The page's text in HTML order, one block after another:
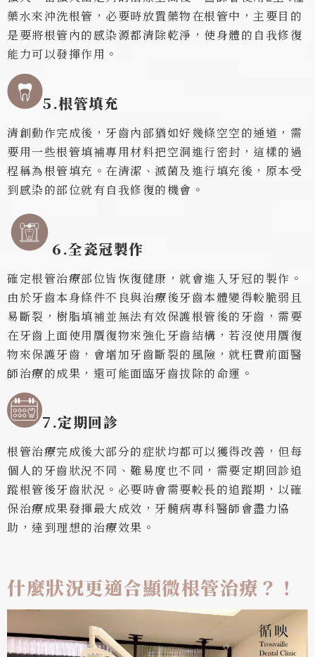
藥水來沖洗根管，必要時放置藥物在根管中，主要目的
是要將根管內的感染源都清除乾淨，使身體的自我修復
能力可以發揮作用。
5.根管填充
清創動作完成後，牙齒內部猶如好幾條空空的通道，需
要用一些根管填補專用材料把空洞進行密封，這樣的過
程稱為根管填充。在清潔、滅菌及進行填充後，原本受
到感染的部位就有自我修復的機會。
6.全瓷冠製作
確定根管治療部位皆恢復健康，就會進入牙冠的製作。
由於牙齒本身條件不良與治療後牙齒本體變得較脆弱且
易斷裂，樹脂填補並無法有效保護根管後的牙齒，需要
在牙齒上面使用贋復物來強化牙齒結構，若沒使用贋復
物來保護牙齒，會增加牙齒斷裂的風險，就枉費前面醫
師治療的成果，還可能面臨牙齒拔除的命運。
7.定期回診
根管治療完成後大部分的症狀均都可以獲得改善，但每
個人的牙齒狀況不同、難易度也不同，需要定期回診追
蹤根管後牙齒狀況。必要時會需要較長的追蹤期，以確
保治療成果發揮最大成效，牙髓病專科醫師會盡力協
助，達到理想的治療效果。
什麼狀況更適合顯微根管治療？！